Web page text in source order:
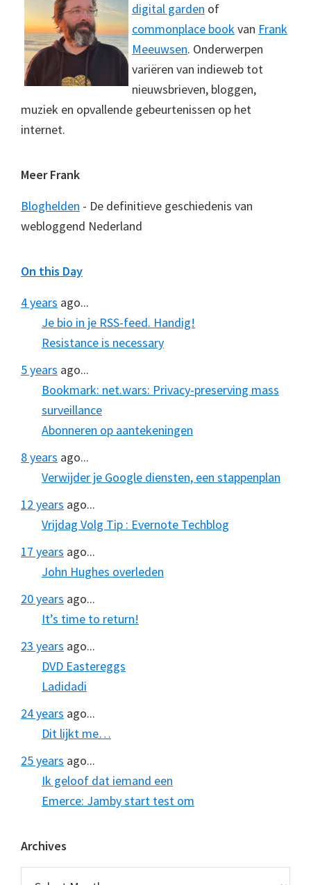
digital garden of
commonplace bookvan Frank
Meeuwsen. Onderwerpen
variëren van indieweb tot
nieuwsbrieven, bloggen,
muziek en opvallende gebeurtenissen op het
internet.
Meer Frank
Bloghelden - De definitieve geschiedenis van
webloggend Nederland
On this Day
4 years ago...
Je bio in je RSS-feed. Handig!
Resistance is necessary
5 years ago...
Bookmark: net.wars: Privacy-preserving mass
surveillance
Abonneren op aantekeningen
8 years ago...
Verwijder je Google diensten, een stappenplan
12 years ago...
Vrijdag Volg Tip : Evernote Techblog
17 years ago...
John Hughes overleden
20 years ago...
It’s time to return!
23 years ago...
DVD Eastereggs
Ladidadi
24 years ago...
Dit lijkt me…
25 years ago...
Ik geloof dat iemand een
Emerce: Jamby start test om
Archives